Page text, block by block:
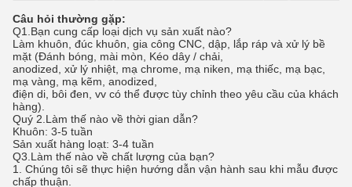
Câu hỏi thường gặp:
Q1.Bạn cung cấp loại dịch vụ sản xuất nào?
Làm khuôn, đúc khuôn, gia công CNC, dập, lắp ráp và xử lý bề
mặt (Đánh bóng, mài mòn, Kéo dây / chải,
anodized, xử lý nhiệt, mạ chrome, mạ niken, mạ thiếc, mạ bạc,
mạ vàng, mạ kẽm, anodized,
điện di, bôi đen, vv có thể được tùy chỉnh theo yêu cầu của khách
hàng).
Quý 2.Làm thế nào về thời gian dẫn?
Khuôn: 3-5 tuần
Sản xuất hàng loạt: 3-4 tuần
Q3.Làm thế nào về chất lượng của bạn?
1. Chúng tôi sẽ thực hiện hướng dẫn vận hành sau khi mẫu được
chấp thuận.